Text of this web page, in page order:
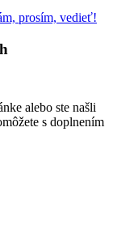
prosím, vedieť!
alebo ste našli
s doplnením